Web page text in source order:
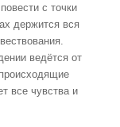
с точки
держится вся
ведётся от
все чувства и